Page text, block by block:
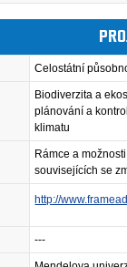
Celostátní
Biodiverzita a
plánování a
klimatu
Rámce a
souvisejících se
http://
---